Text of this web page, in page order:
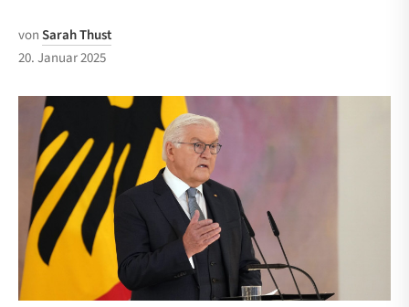
vonSarah Thust
20. Januar 2025